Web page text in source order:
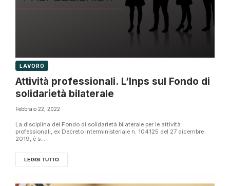
LAVORO
Attività professionali. L’Inps sul Fondo di
solidarietà bilaterale
Febbraio 22, 2022
La disciplina del Fondo di solidarietà bilaterale per le attività
professionali, ex Decreto interministeriale n. 104125 del 27 dicembre
2019, è s...
LEGGI TUTTO